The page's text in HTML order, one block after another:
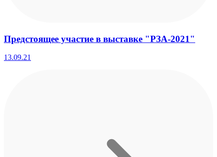
Предстоящее участие в выставке "РЗА-2021"
13.09.21